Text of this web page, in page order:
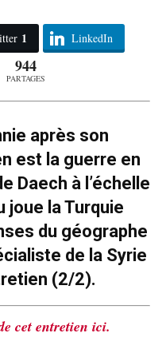
1 LinkedIn
944
PARTAGES
après son
est la guerre en
Daech à l’échelle
joue la Turquie
du géographe
de la Syrie
(2/2).
cet entretien ici.